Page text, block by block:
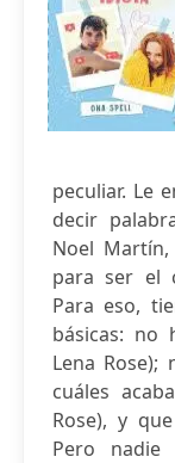
peculiar. Le
decir
Noel
para ser el
Para eso,
básicas: no
Lena
cuáles
Rose), y
Pero nadie